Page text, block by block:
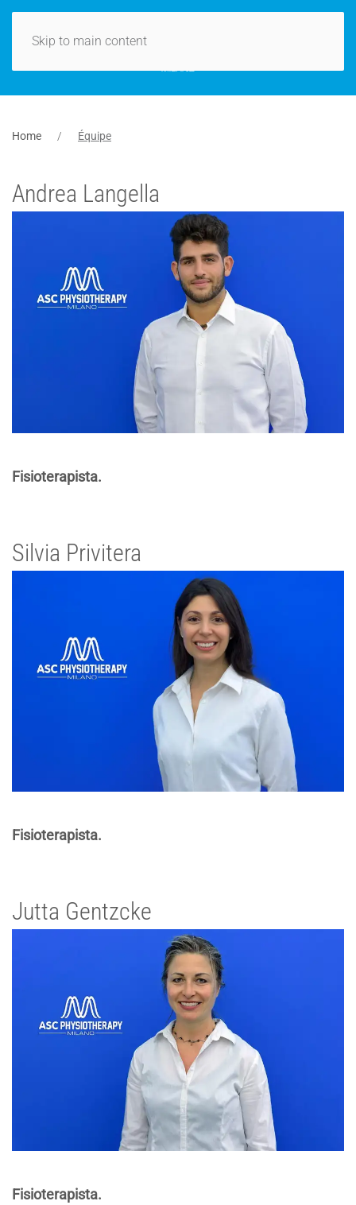
Skip to main content
Home Équipe
Andrea Langella
Fisioterapista.
Silvia Privitera
Fisioterapista.
Jutta Gentzcke
Fisioterapista.